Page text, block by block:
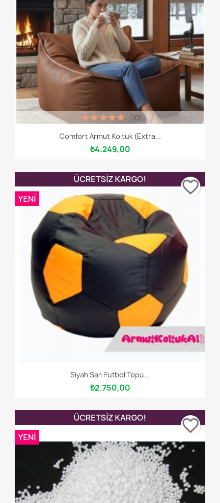
Comfort Armut Koltuk (Extra...
₺4.249,00
(10)
Siyah Sarı Futbol Topu...
₺2.750,00
ÜCRETSIZ KARGO!
YENI
favorite_border
ÜCRETSIZ KARGO!
YENI
favorite_border